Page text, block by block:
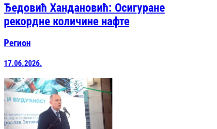
Ђедовић Хандановић: Осигуране
рекордне количине нафте
Регион
17.06.2026.